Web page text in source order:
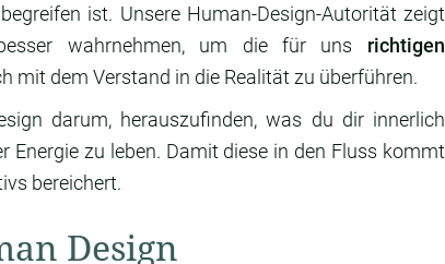
ist. Unsere Human-Design-Autorität zeigt
wahrnehmen, um die für uns richtigen
mit dem Verstand in die Realität zu überführen.
darum, herauszufinden, was du dir innerlich
zu leben. Damit diese in den Fluss kommt
bereichert.
Design